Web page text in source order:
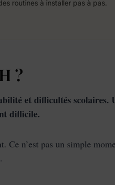
routines à installer pas à pas.
?
et difficultés scolaires.
difficile.
n’est pas un simple